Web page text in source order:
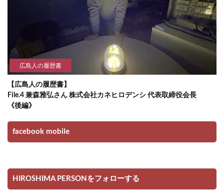
広島人の履歴書
【広島人の履歴書】
File.4 兼森雅弘さん 株式会社カネヒロデンシ 代表取締役会長
《後編》
facebook mobile
HIROSHIMA PERSONをフォローする